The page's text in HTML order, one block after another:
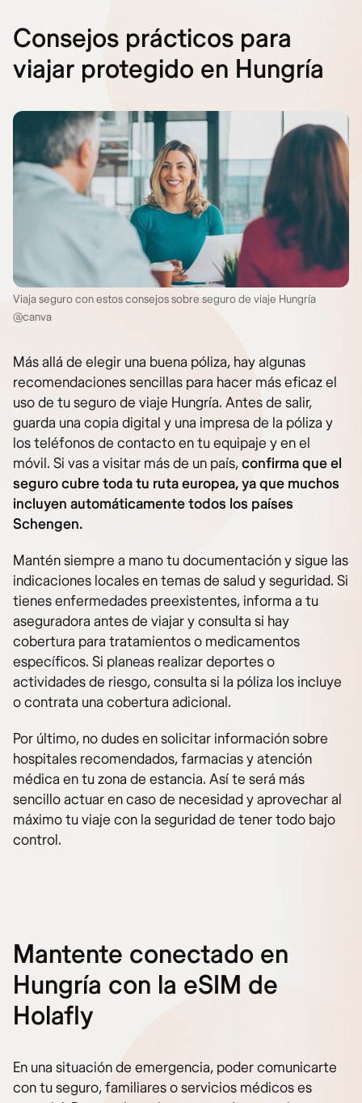
Consejos prácticos para
viajar protegido en Hungría
Viaja seguro con estos consejos sobre seguro de viaje Hungría
@canva
Más allá de elegir una buena póliza, hay algunas
recomendaciones sencillas para hacer más eficaz el
uso de tu seguro de viaje Hungría. Antes de salir,
guarda una copia digital y una impresa de la póliza y
los teléfonos de contacto en tu equipaje y en el
móvil. Si vas a visitar más de un país,confirma que el
seguro cubre toda tu ruta europea, ya que muchos
incluyen automáticamente todos los países
Schengen.
Mantén siempre a mano tu documentación y sigue las
indicaciones locales en temas de salud y seguridad. Si
tienes enfermedades preexistentes, informa a tu
aseguradora antes de viajar y consulta si hay
cobertura para tratamientos o medicamentos
específicos. Si planeas realizar deportes o
actividades de riesgo, consulta si la póliza los incluye
o contrata una cobertura adicional.
Por último, no dudes en solicitar información sobre
hospitales recomendados, farmacias y atención
médica en tu zona de estancia. Así te será más
sencillo actuar en caso de necesidad y aprovechar al
máximo tu viaje con la seguridad de tener todo bajo
control.
Mantente conectado en
Hungría con la eSIM de
Holafly
En una situación de emergencia, poder comunicarte
con tu seguro, familiares o servicios médicos es